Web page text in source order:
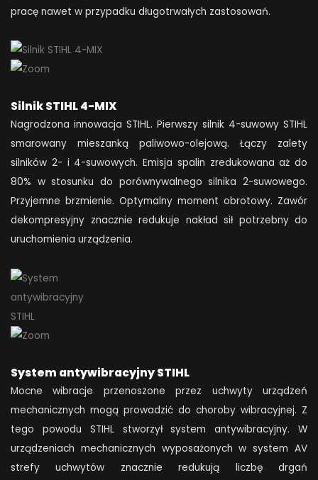
pracę nawet w przypadku długotrwałych zastosowań.
Silnik STIHL 4-MIX
Nagrodzona innowacja STIHL. Pierwszy silnik 4-suwowy STIHL
smarowany mieszanką paliwowo-olejową. Łączy zalety
silników 2- i 4-suwowych. Emisja spalin zredukowana aż do
80% w stosunku do porównywalnego silnika 2-suwowego.
Przyjemne brzmienie. Optymalny moment obrotowy. Zawór
dekompresyjny znacznie redukuje nakład sił potrzebny do
uruchomienia urządzenia.
System antywibracyjny STIHL
Mocne wibracje przenoszone przez uchwyty urządzeń
mechanicznych mogą prowadzić do choroby wibracyjnej. Z
tego powodu STIHL stworzył system antywibracyjny. W
urządzeniach mechanicznych wyposażonych w system AV
strefy uchwytów znacznie redukują liczbę drgań